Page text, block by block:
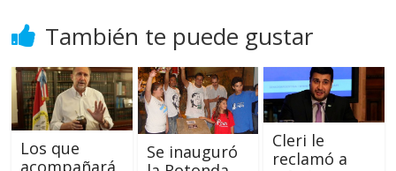
También te puede gustar
Los que
Se inauguró
Cleri le
reclamó a